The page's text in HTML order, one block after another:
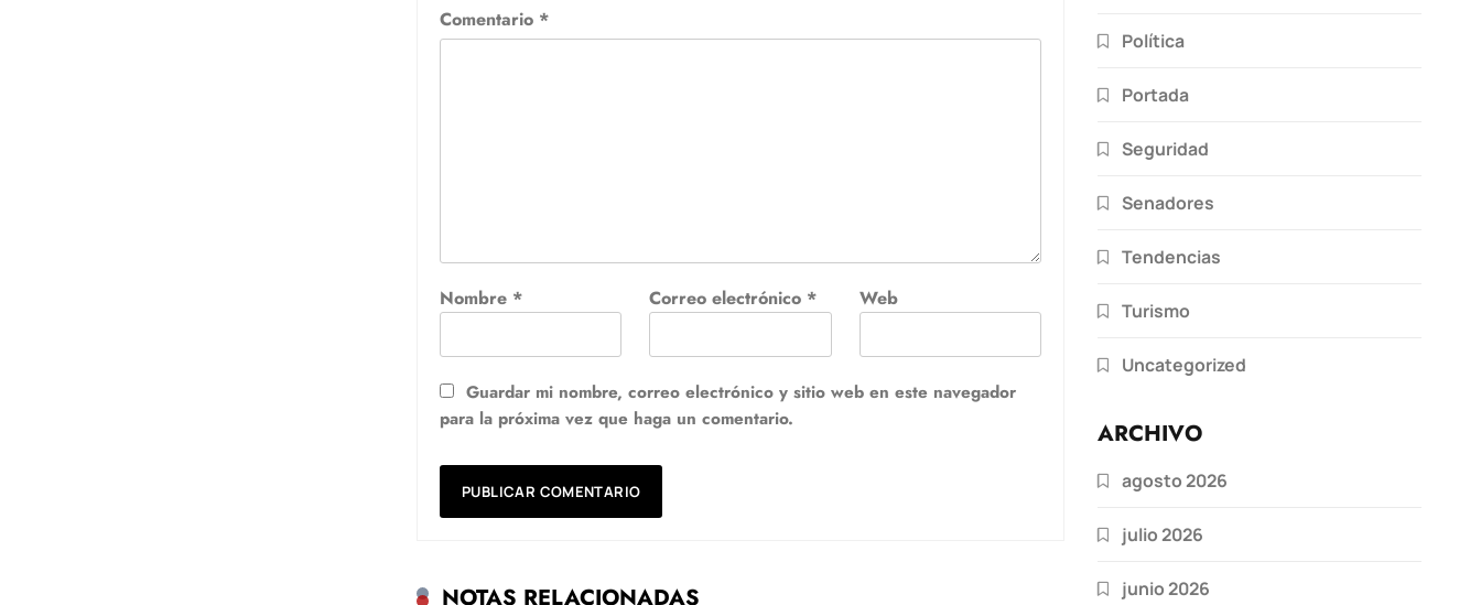
Comentario *
Nombre * Correo electrónico * Web
Guardar mi nombre, correo electrónico y sitio web en este navegador
para la próxima vez que haga un comentario.
NOTAS RELACIONADAS
Política
Portada
Seguridad
Senadores
Tendencias
Turismo
Uncategorized
ARCHIVO
agosto 2026
julio 2026
junio 2026